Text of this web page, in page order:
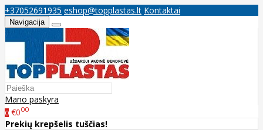
+37052691935 eshop@topplastas.lt Kontaktai
Navigacija
Mano paskyra
0 €000
Prekių krepšelis tuščias!